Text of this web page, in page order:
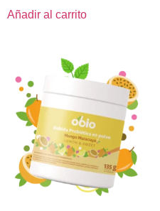
Añadir al carrito